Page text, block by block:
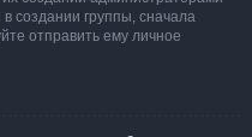
создании группы, сначала
отправить ему личное